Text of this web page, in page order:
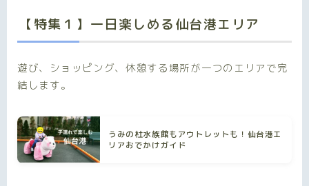
【特集１】一日楽しめる仙台港エリア
遊び、ショッピング、休憩する場所が一つのエリアで完
結します。
うみの杜水族館もアウトレットも！仙台港エ
リアおでかけガイド